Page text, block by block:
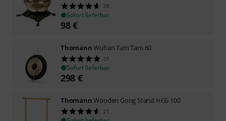
28
Sofort lieferbar
98€
ThomannWuhan Tam Tam 60
21
Sofort lieferbar
298 €
ThomannWooden Gong Stand HGS 100
21